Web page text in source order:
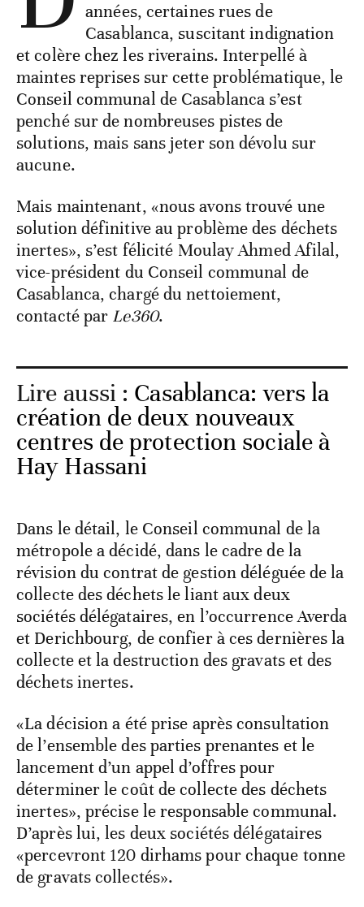
années, certaines rues de
Casablanca, suscitant indignation
et colère chez les riverains. Interpellé à
maintes reprises sur cette problématique, le
Conseil communal de Casablanca s’est
penché sur de nombreuses pistes de
solutions, mais sans jeter son dévolu sur
aucune.
Mais maintenant, «nous avons trouvé une
solution définitive au problème des déchets
inertes», s’est félicité Moulay Ahmed Afilal,
vice-président du Conseil communal de
Casablanca, chargé du nettoiement,
contacté par Le360.
Lire aussi : Casablanca: vers la
création de deux nouveaux
centres de protection sociale à
Hay Hassani
Dans le détail, le Conseil communal de la
métropole a décidé, dans le cadre de la
révision du contrat de gestion déléguée de la
collecte des déchets le liant aux deux
sociétés délégataires, en l’occurrence Averda
et Derichbourg, de confier à ces dernières la
collecte et la destruction des gravats et des
déchets inertes.
«La décision a été prise après consultation
de l’ensemble des parties prenantes et le
lancement d’un appel d’offres pour
déterminer le coût de collecte des déchets
inertes», précise le responsable communal.
D’après lui, les deux sociétés délégataires
«percevront 120 dirhams pour chaque tonne
de gravats collectés».